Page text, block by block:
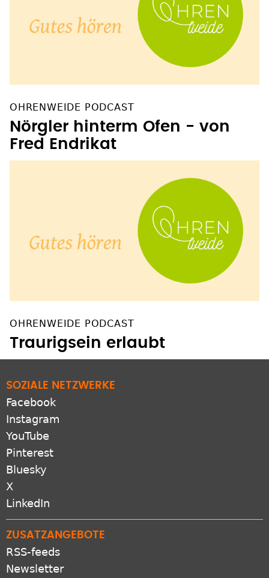
OHRENWEIDE PODCAST
Nörgler hinterm Ofen - von
Fred Endrikat
OHRENWEIDE PODCAST
Traurigsein erlaubt
SOZIALE NETZWERKE
Facebook
Instagram
YouTube
Pinterest
Bluesky
X
LinkedIn
ZUSATZANGEBOTE
RSS-feeds
Newsletter